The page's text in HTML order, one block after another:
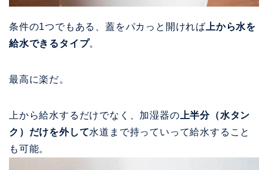
条件の1つでもある、蓋をパカっと開ければ 上から水を
給水できるタイプ。
最高に楽だ。
上から給水するだけでなく、加湿器の 上半分（水タン
ク）だけを外して水道まで持っていって給水すること
も可能。